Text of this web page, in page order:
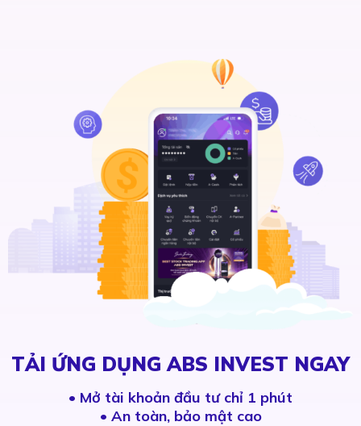
TẢI ỨNG DỤNG ABS INVEST NGAY
• Mở tài khoản đầu tư chỉ 1 phút
• An toàn, bảo mật cao